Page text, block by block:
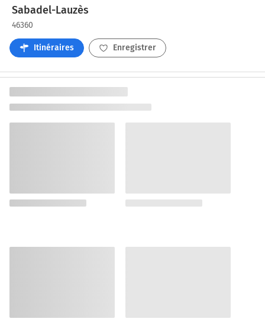
Sabadel-Lauzès
46360
Itinéraires Enregistrer